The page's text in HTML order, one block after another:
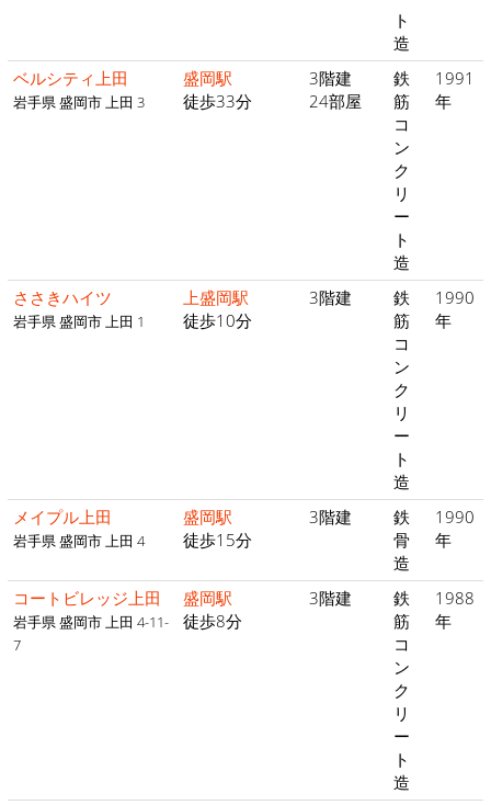
ト
造
ベルシティ上田
岩手県 盛岡市 上田 3
盛岡駅
徒歩33分
3階建
24部屋
鉄
筋
コ
ン
ク
リ
ー
ト
造
1991
年
ささきハイツ
岩手県 盛岡市 上田 1
上盛岡駅
徒歩10分
3階建
鉄
筋
コ
ン
ク
リ
ー
ト
造
1990
年
メイプル上田
岩手県 盛岡市 上田 4
盛岡駅
徒歩15分
3階建
鉄
骨
造
1990
年
コートビレッジ上田
岩手県 盛岡市 上田 4-11-
7
盛岡駅
徒歩8分
3階建
鉄
筋
コ
ン
ク
リ
ー
ト
造
1988
年